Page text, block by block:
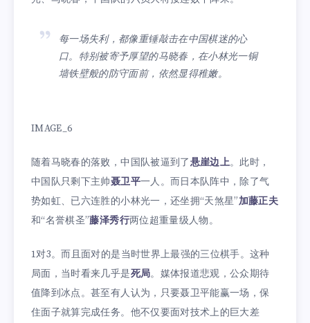
每一场失利，都像重锤敲击在中国棋迷的心
口。特别被寄予厚望的马晓春，在小林光一铜
墙铁壁般的防守面前，依然显得稚嫩。
IMAGE_6
随着马晓春的落败，中国队被逼到了悬崖边上。此时，
中国队只剩下主帅聂卫平一人。而日本队阵中，除了气
势如虹、已六连胜的小林光一，还坐拥“天煞星”加藤正夫
和“名誉棋圣”藤泽秀行两位超重量级人物。
1对3。而且面对的是当时世界上最强的三位棋手。这种
局面，当时看来几乎是死局。媒体报道悲观，公众期待
值降到冰点。甚至有人认为，只要聂卫平能赢一场，保
住面子就算完成任务。他不仅要面对技术上的巨大差